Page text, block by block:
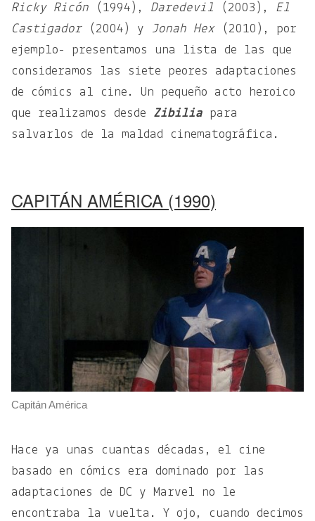
Ricky Ricón (1994), Daredevil (2003), El
Castigador(2004) y Jonah Hex(2010), por
ejemplo- presentamos una lista de las que
consideramos las siete peores adaptaciones
de cómics al cine. Un pequeño acto heroico
que realizamos desde Zibilia para
salvarlos de la maldad cinematográfica.
CAPITÁN AMÉRICA (1990)
Capitán América
Hace ya unas cuantas décadas, el cine
basado en cómics era dominado por las
adaptaciones de DC y Marvel no le
encontraba la vuelta. Y ojo, cuando decimos